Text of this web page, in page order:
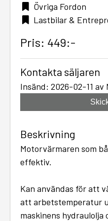
Övriga Fordon
Lastbilar &
Pris: 449:-
Kontakta säljaren
Insänd: 2026-02-11 av
Beskrivning
Motorvärmaren som
effektiv.
Kan användas för att
att arbetstemperatur
maskinens hydraulolja